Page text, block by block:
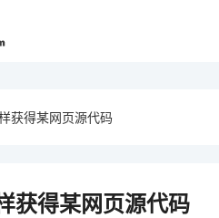
获得某网页源代码
获得某网页源代码